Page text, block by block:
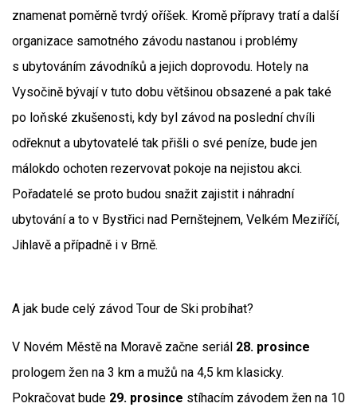
znamenat poměrně tvrdý oříšek. Kromě přípravy tratí a další
organizace samotného závodu nastanou i problémy
s ubytováním závodníků a jejich doprovodu. Hotely na
Vysočině bývají v tuto dobu většinou obsazené a pak také
po loňské zkušenosti, kdy byl závod na poslední chvíli
odřeknut a ubytovatelé tak přišli o své peníze, bude jen
málokdo ochoten rezervovat pokoje na nejistou akci.
Pořadatelé se proto budou snažit zajistit i náhradní
ubytování a to v Bystřici nad Pernštejnem, Velkém Meziříčí,
Jihlavě a případně i v Brně.
A jak bude celý závod Tour de Ski probíhat?
V Novém Městě na Moravě začne seriál 28. prosince
prologem žen na 3 km a mužů na 4,5 km klasicky.
Pokračovat bude 29. prosince stíhacím závodem žen na 10